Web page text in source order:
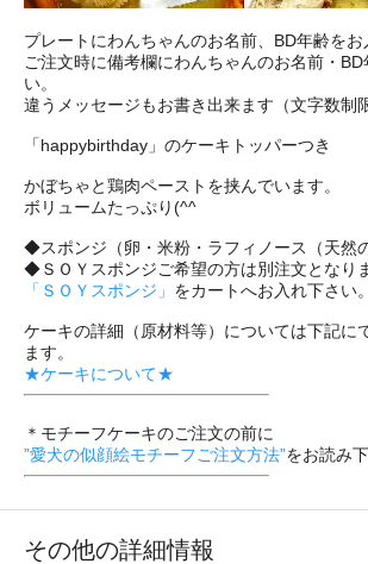
プレートにわんちゃんのお名前、BD年齢をお
ご注文時に備考欄にわんちゃんのお名前・BD
い。
違うメッセージもお書き出来ます（文字数制
「happybirthday」のケーキトッパーつき
かぼちゃと鶏肉ペーストを挟んでいます。
ボリュームたっぷり(^^
◆スポンジ（卵・米粉・ラフィノース（天然
◆ＳＯＹスポンジご希望の方は別注文となり
「ＳＯＹスポンジ」 をカートへお入れ下さい。
ケーキの詳細（原材料等）については下記に
ます。
★ケーキについて★
＊モチーフケーキのご注文の前に
”愛犬の似顔絵モチーフご注文方法”をお読み下
その他の詳細情報